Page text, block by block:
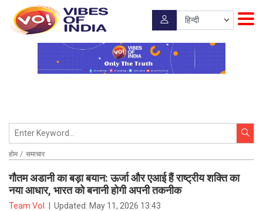
होम समाचार
गौतम अडानी का बड़ा बयान: ऊर्जा और एआई हैं राष्ट्रीय शक्ति का
नया आधार, भारत को बनानी होगी अपनी तकनीक
Team VoI Updated: May 11, 2026 13:43